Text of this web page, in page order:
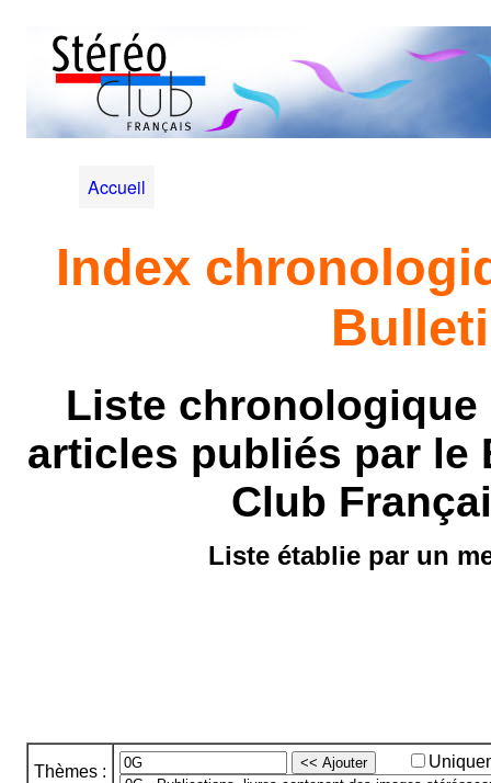
Accueil
Index
Liste
articles publiés par le
Club
Liste établie par un
Thèmes :